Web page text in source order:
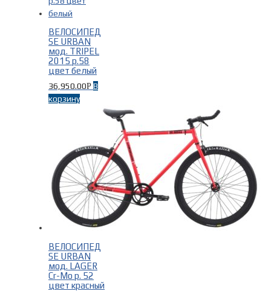
ВЕЛОСИПЕД
SE URBAN
мод. TRIPEL
2015 р.58
цвет белый
36,950.00Р В
корзину
ВЕЛОСИПЕД
SE URBAN
мод. LAGER
Cr-Mo р. 52
цвет красный